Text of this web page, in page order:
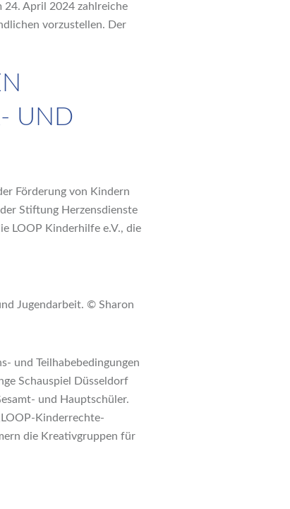
24. April 2024 zahlreiche
vorzustellen. Der
UND
Förderung von Kindern
Stiftung Herzensdienste
LOOP Kinderhilfe e.V., die
Jugendarbeit. © Sharon
und Teilhabebedingungen
Schauspiel Düsseldorf
und Hauptschüler.
Kinderrechte-
die Kreativgruppen für